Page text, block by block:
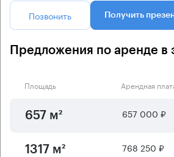
Позвонить Получить
Предложения по аренде в
Площадь Арендная
657 м² 657 000 ₽
1317 м² 768 250 ₽